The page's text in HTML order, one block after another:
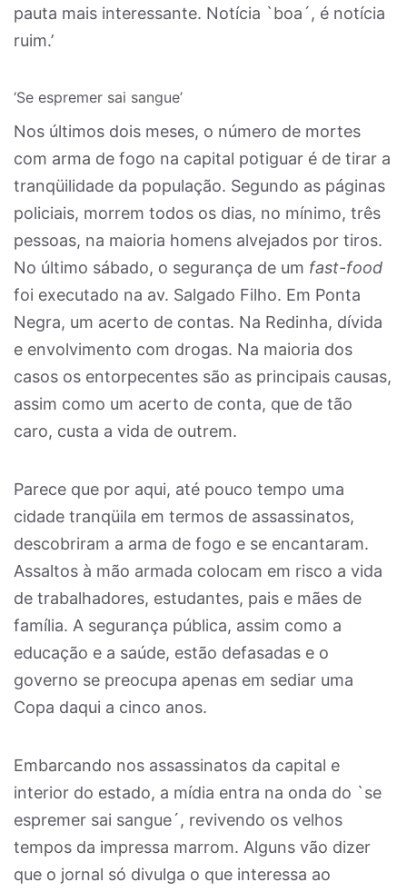
pauta mais interessante. Notícia `boa´, é notícia
ruim.’
‘Se espremer sai sangue’
Nos últimos dois meses, o número de mortes
com arma de fogo na capital potiguar é de tirar a
tranqüilidade da população. Segundo as páginas
policiais, morrem todos os dias, no mínimo, três
pessoas, na maioria homens alvejados por tiros.
No último sábado, o segurança de um fast-food
foi executado na av. Salgado Filho. Em Ponta
Negra, um acerto de contas. Na Redinha, dívida
e envolvimento com drogas. Na maioria dos
casos os entorpecentes são as principais causas,
assim como um acerto de conta, que de tão
caro, custa a vida de outrem.
Parece que por aqui, até pouco tempo uma
cidade tranqüila em termos de assassinatos,
descobriram a arma de fogo e se encantaram.
Assaltos à mão armada colocam em risco a vida
de trabalhadores, estudantes, pais e mães de
família. A segurança pública, assim como a
educação e a saúde, estão defasadas e o
governo se preocupa apenas em sediar uma
Copa daqui a cinco anos.
Embarcando nos assassinatos da capital e
interior do estado, a mídia entra na onda do `se
espremer sai sangue´, revivendo os velhos
tempos da impressa marrom. Alguns vão dizer
que o jornal só divulga o que interessa ao